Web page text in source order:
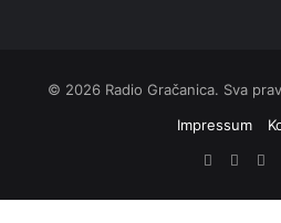
© 2026 Radio Gračanica. Sva
Impressum